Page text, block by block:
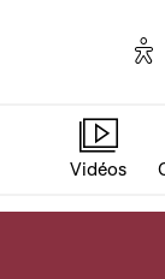
Vidéos